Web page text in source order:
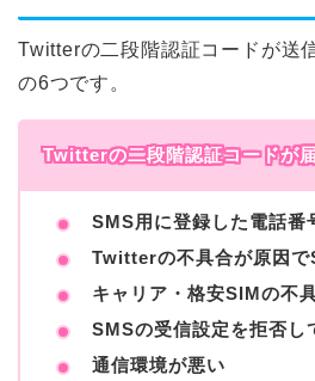
Twitterの二段階認証コードが送
の6つです。
Twitterの二段階認証コードが
SMS用に登録した電話番
Twitterの不具合が原因で
キャリア・格安SIMの不
SMSの受信設定を拒否し
通信環境が悪い